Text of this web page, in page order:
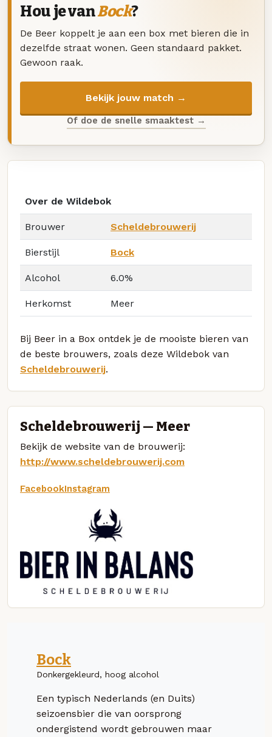
Hou je vanBock?
De Beer koppelt je aan een box met bieren die in
dezelfde straat wonen. Geen standaard pakket.
Gewoon raak.
Bekijk jouw match →
Of doe de snelle smaaktest →
Over de Wildebok
Brouwer Scheldebrouwerij
Bierstijl Bock
Alcohol 6.0%
Herkomst Meer
Bij Beer in a Box ontdek je de mooiste bieren van
de beste brouwers, zoals deze Wildebok van
Scheldebrouwerij.
Scheldebrouwerij — Meer
Bekijk de website van de brouwerij:
http://www.scheldebrouwerij.com
FacebookInstagram
Bock
Donkergekleurd, hoog alcohol
Een typisch Nederlands (en Duits)
seizoensbier die van oorsprong
ondergistend wordt gebrouwen maar